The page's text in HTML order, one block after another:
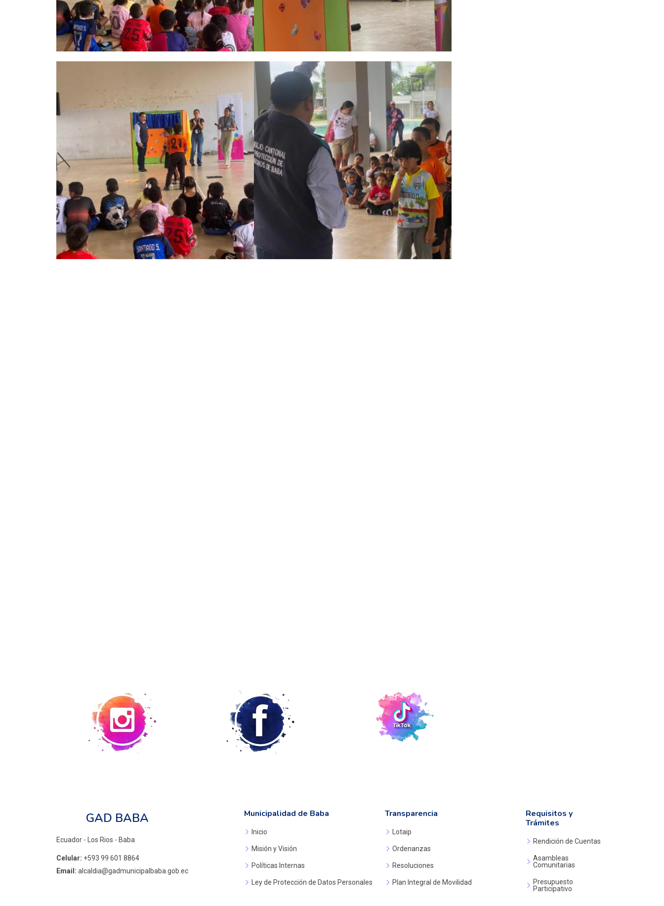
GAD BABA
Ecuador - Los Rios - Baba
Celular: +593 99 601 8864
Email: alcaldia@gadmunicipalbaba.gob.ec
Municipalidad de Baba
Inicio
Misión y Visión
Políticas Internas
Ley de Protección de Datos Personales
Transparencia
Lotaip
Ordenanzas
Resoluciones
Plan Integral de Movilidad
Requisitos y
Trámites
Rendición de Cuentas
Asambleas
Comunitarias
Presupuesto
Participativo